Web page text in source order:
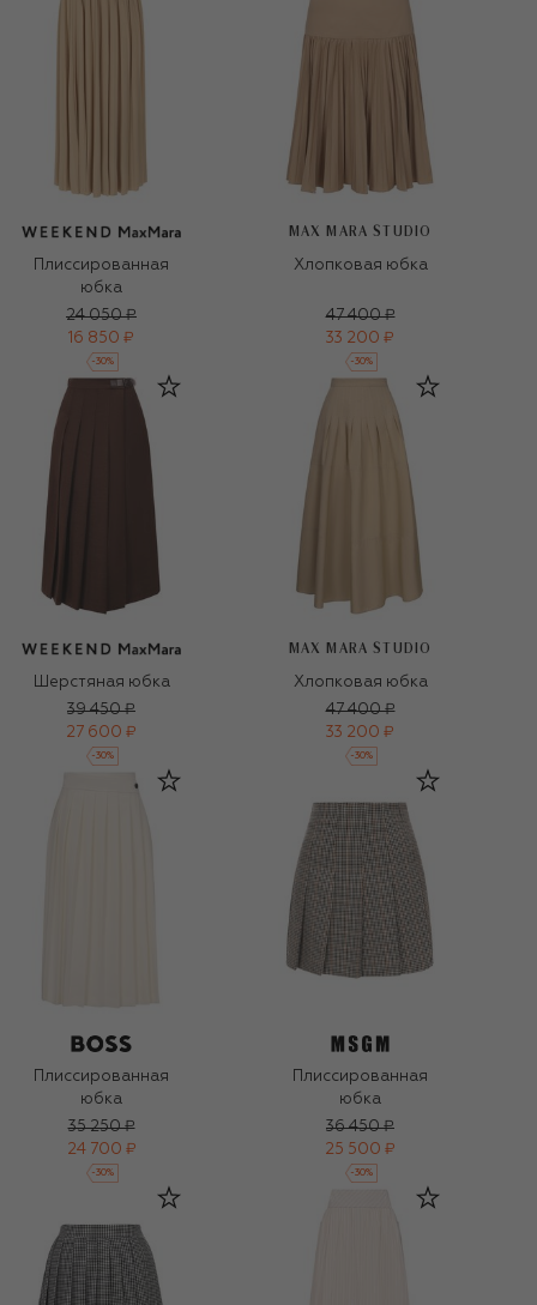
Плиссированная
юбка
24 050 ₽
16 850 ₽
-30%
MAX MARA STUDIO
Хлопковая юбка
47 400 ₽
33 200 ₽
-30%
Шерстяная юбка
39 450 ₽
27 600 ₽
-30%
MAX MARA STUDIO
Хлопковая юбка
47 400 ₽
33 200 ₽
-30%
Плиссированная
юбка
35 250 ₽
24 700 ₽
-30%
Плиссированная
юбка
36 450 ₽
25 500 ₽
-30%